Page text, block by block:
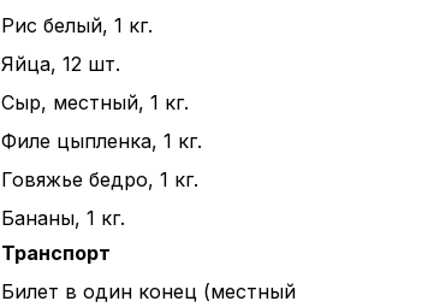
Рис белый, 1 кг.
Яйца, 12 шт.
Сыр, местный, 1 кг.
Филе цыпленка, 1 кг.
Говяжье бедро, 1 кг.
Бананы, 1 кг.
Транспорт
Билет в один конец (местный